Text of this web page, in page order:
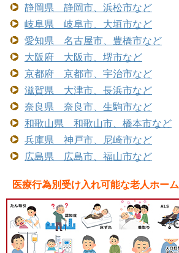
静岡県 静岡市、浜松市など
岐阜県 岐阜市、大垣市など
愛知県 名古屋市、豊橋市など
大阪府 大阪市、堺市など
京都府 京都市、宇治市など
滋賀県 大津市、長浜市など
奈良県 奈良市、生駒市など
和歌山県 和歌山市、橋本市など
兵庫県 神戸市、尼崎市など
広島県 広島市、福山市など
医療行為別受け入れ可能な老人ホーム